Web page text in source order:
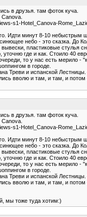
в друзья. там фоток куча.
s1-Hotel_Canova-
Идти минут 8-10
небо - это сказка. До
пластиковые стулья
уточню где и как. Стоило
то у нас есть мерило
в городе.
Треви и испанской
вволю и там, и там, и
в друзья. там фоток куча.
s1-Hotel_Canova-
Идти минут 8-10
небо - это сказка. До
пластиковые стулья
уточню где и как. Стоило
то у нас есть мерило
в городе.
Треви и испанской
вволю и там, и там, и
мы тоже туда хотим:)